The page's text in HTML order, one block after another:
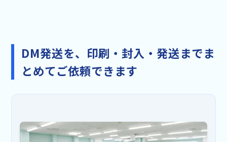
DM発送を、印刷・封入・発送までま
とめてご依頼できます